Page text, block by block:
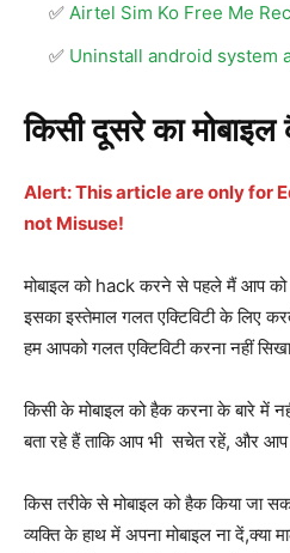
Airtel Sim Ko Free Me
Uninstall android system
किसी दूसरे का
Alert: This article are only for
not Misuse!
मोबाइल को hack करने से पहले मैं आप
इसका इस्तेमाल गलत एक्टिविटी के लिए
हम आपको गलत एक्टिविटी करना नहीं
किसी के मोबाइल को हैक करना के बारे में
बता रहे हैं ताकि आप भी सचेत रहें, और
किस तरीके से मोबाइल को हैक किया जा
व्यक्ति के हाथ में अपना मोबाइल ना दें,क्या